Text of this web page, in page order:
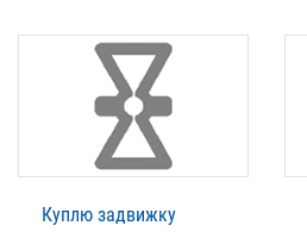
Куплю задвижку